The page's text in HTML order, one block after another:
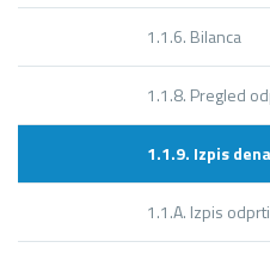
1.1.6. Bilanca
1.1.8. Pregled
1.1.9. Izpis
1.1.A. Izpis